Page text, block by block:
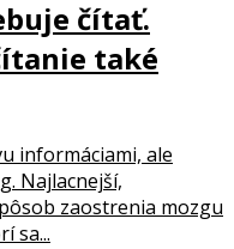
čítať.
také
informáciami, ale
Najlacnejší,
zaostrenia mozgu
sa...